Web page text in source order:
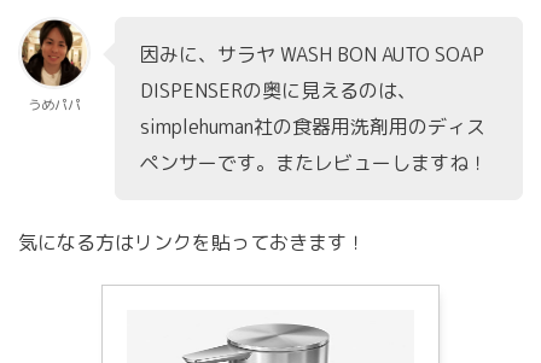
うめパパ
因みに、サラヤ WASH BON AUTO SOAP
DISPENSERの奥に見えるのは、
simplehuman社の食器用洗剤用のディス
ペンサーです。またレビューしますね！
気になる方はリンクを貼っておきます！